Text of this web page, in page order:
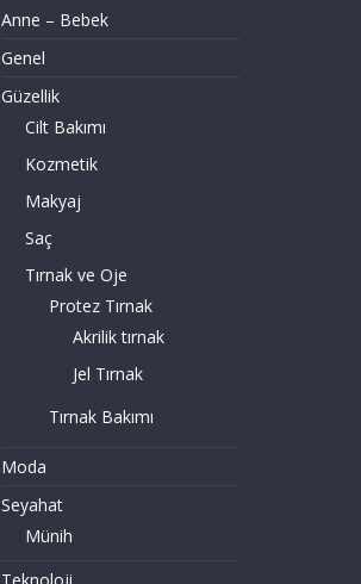
Anne – Bebek
Genel
Güzellik
Cilt Bakımı
Kozmetik
Makyaj
Saç
Tırnak ve Oje
Protez Tırnak
Akrilik tırnak
Jel Tırnak
Tırnak Bakımı
Moda
Seyahat
Münih